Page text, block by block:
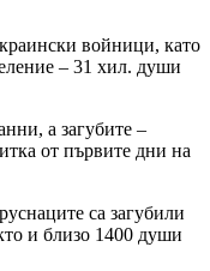
войници, като
– 31 хил. души
а загубите –
от първите дни на
са загубили
и близо 1400 души